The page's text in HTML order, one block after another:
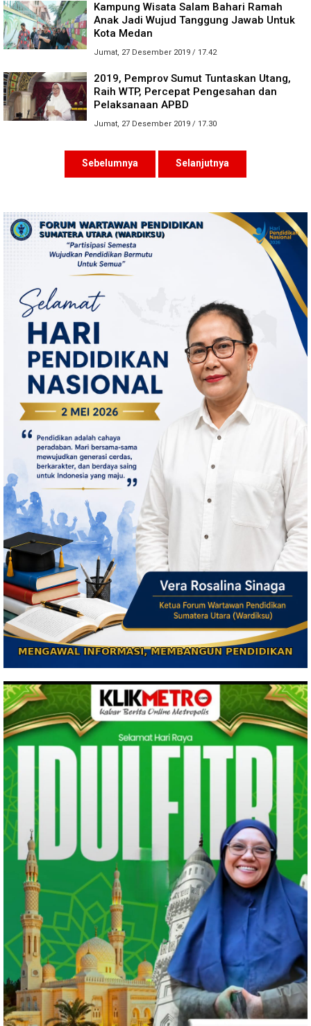
Kampung Wisata Salam Bahari Ramah
Anak Jadi Wujud Tanggung Jawab Untuk
Kota Medan
Jumat, 27 Desember 2019 / 17.42
2019, Pemprov Sumut Tuntaskan Utang,
Raih WTP, Percepat Pengesahan dan
Pelaksanaan APBD
Jumat, 27 Desember 2019 / 17.30
Sebelumnya Selanjutnya